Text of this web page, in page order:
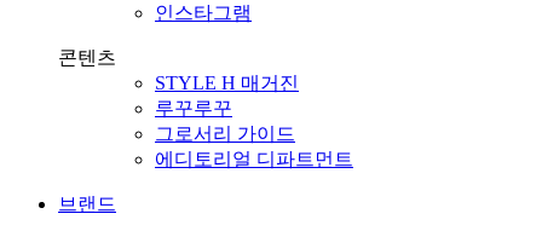
인스타그램
콘텐츠
STYLE H 매거진
루꾸루꾸
그로서리 가이드
에디토리얼 디파트먼트
브랜드